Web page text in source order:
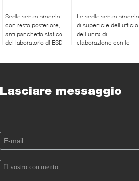
Sedie senza braccia
con resto posteriore,
anti panchetto statico
del laboratorio di ESD
Le sedie senza braccia
di superficie dell'ufficio
dell'unità di
elaborazione con le
Lasciare messaggio